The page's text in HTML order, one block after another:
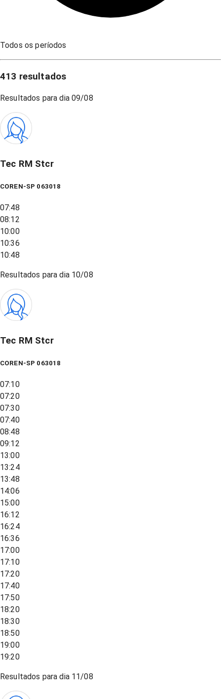
Todos os períodos
413 resultados
Resultados para dia 09/08
Tec RM Stcr
COREN-SP 063018
07:48
08:12
10:00
10:36
10:48
Resultados para dia 10/08
Tec RM Stcr
COREN-SP 063018
07:10
07:20
07:30
07:40
08:48
09:12
13:00
13:24
13:48
14:06
15:00
16:12
16:24
16:36
17:00
17:10
17:20
17:40
17:50
18:20
18:30
18:50
19:00
19:20
Resultados para dia 11/08